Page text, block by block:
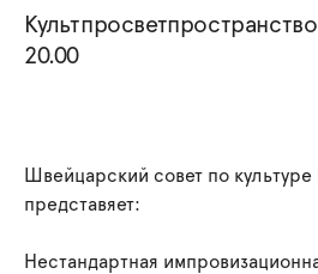
20.00
Швейцарский совет по
представяет:
Нестандартная